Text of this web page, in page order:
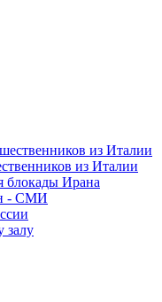
из Италии
блокады Ирана
- СМИ
залу